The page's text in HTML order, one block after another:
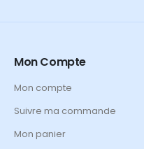
Mon Compte
Mon compte
Suivre ma commande
Mon panier